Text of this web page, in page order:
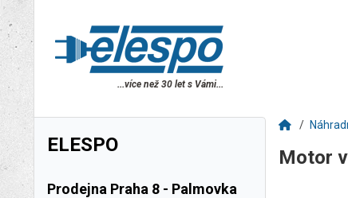
...více než 30 let s Vámi...
ELESPO
Prodejna Praha 8 - Palmovka
Motor